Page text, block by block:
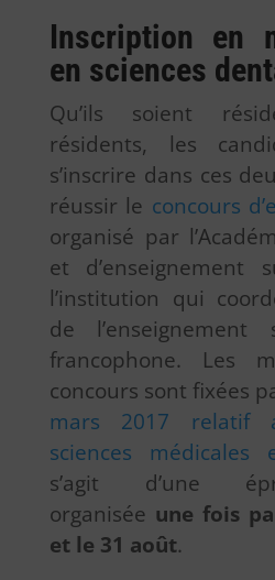
Inscription en
en sciences
Qu’ils soient
résidents, les
s’inscrire dans ces
réussir le concours
organisé par
et d’enseignement
l’institution qui
de l’enseignement
francophone. Les
concours sont fixées
mars 2017 relatif
sciences médicales
s’agit d’une
organisée une fois
et le 31 août.